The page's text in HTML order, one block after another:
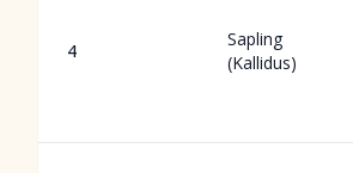
4
Sapling
(Kallidus)